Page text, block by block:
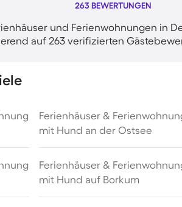
263 BEWERTUNGEN
und Ferienwohnungen in
auf 263 verifizierten
Ferienhäuser &
mit Hund an der Ostsee
Ferienhäuser &
mit Hund auf Borkum